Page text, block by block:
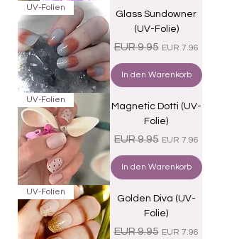
UV-Folien
Glass Sundowner
(UV-Folie)
Standardpreis
EUR 9.95 Sale-Preis
EUR 7.96
In den Warenkorb
UV-Folien
Magnetic Dotti (UV-
Folie)
Standardpreis
EUR 9.95 Sale-Preis
EUR 7.96
In den Warenkorb
UV-Folien
Golden Diva (UV-
Folie)
Standardpreis
EUR 9.95 Sale-Preis
EUR 7.96